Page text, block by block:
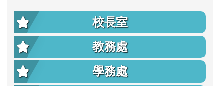
校長室
教務處
學務處